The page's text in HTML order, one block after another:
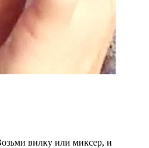
вилку или миксер, и